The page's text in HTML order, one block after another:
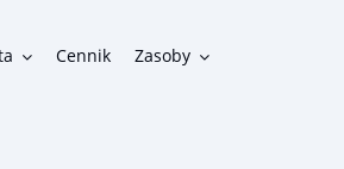
Cennik
Zasoby